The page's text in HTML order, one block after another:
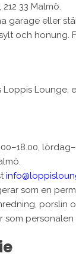
33 Malmö.
garage eller
och honung.
Loppis
som en
porslin